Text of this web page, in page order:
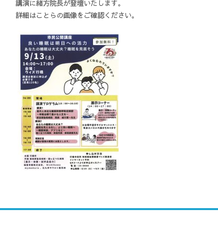
講演に緒方院長が登壇いたします。
詳細はことらの画像をご確認ください。